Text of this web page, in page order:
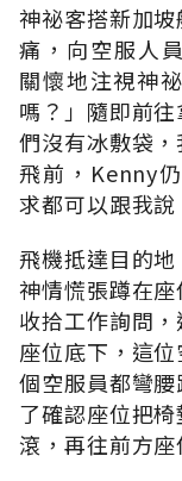
神祕客搭新加
痛，向空服人
關懷地注視神
嗎？」隨即前
們沒有冰敷袋
飛前，Kenny
求都可以跟我說
飛機抵達目的
神情慌張蹲在
收拾工作詢問
座位底下，這
個空服員都彎
了確認座位把
滾，再往前方